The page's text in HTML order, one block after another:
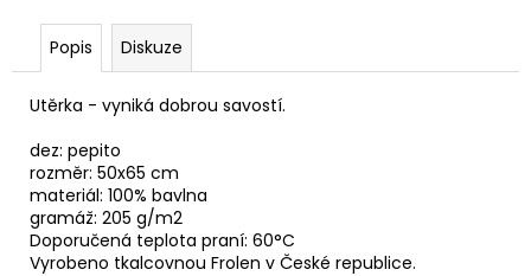
Popis Diskuze
Utěrka - vyniká dobrou savostí.
dez: pepito
rozměr: 50x65 cm
materiál: 100% bavlna
gramáž: 205 g/m2
Doporučená teplota praní: 60°C
Vyrobeno tkalcovnou Frolen v České republice.
UTĚRKA
BERUŠKA
50X65
54,20
Kč